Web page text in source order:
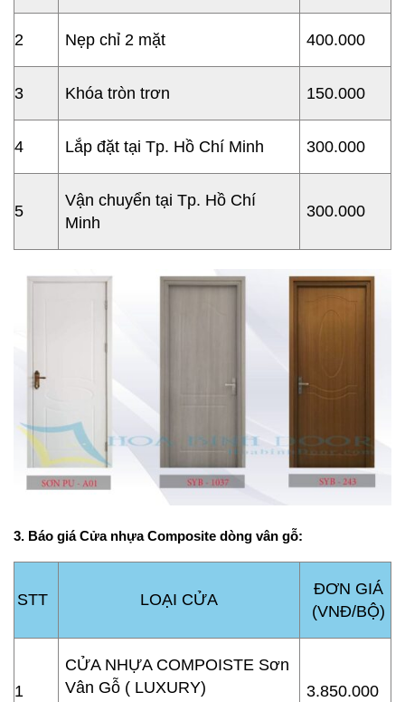
2 Nẹp chỉ 2 mặt 400.000
3 Khóa tròn trơn 150.000
4 Lắp đặt tại Tp. Hồ Chí Minh 300.000
5
Vận chuyển tại Tp. Hồ Chí
Minh
300.000
3. Báo giá Cửa nhựa Composite dòng vân gỗ:
STT LOẠI CỬA
ĐƠN GIÁ
(VNĐ/BỘ)
1
CỬA NHỰA COMPOISTE Sơn
Vân Gỗ ( LUXURY)
3.850.000